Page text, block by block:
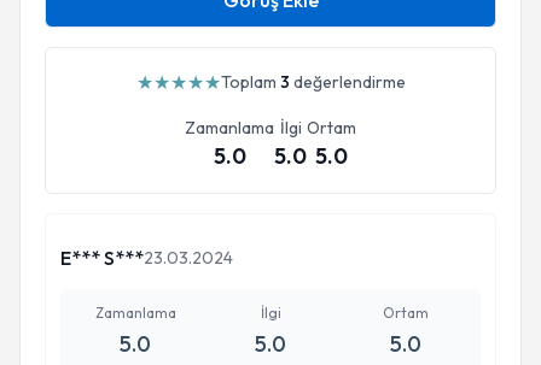
★★★★★Toplam 3 değerlendirme
Zamanlama
5.0
İlgi
5.0
Ortam
5.0
E*** S***23.03.2024
Zamanlama
5.0
İlgi
5.0
Ortam
5.0